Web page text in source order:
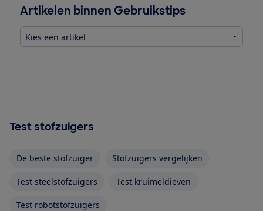
Artikelen binnen Gebruikstips
Test stofzuigers
De beste stofzuiger Stofzuigers vergelijken
Test steelstofzuigers Test kruimeldieven
Test robotstofzuigers